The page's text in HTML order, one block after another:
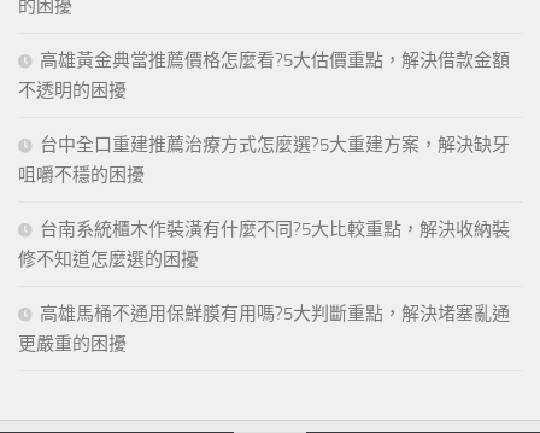
的困擾
高雄黃金典當推薦價格怎麼看?5大估價重點，解決借款金額
不透明的困擾
台中全口重建推薦治療方式怎麼選?5大重建方案，解決缺牙
咀嚼不穩的困擾
台南系統櫃木作裝潢有什麼不同?5大比較重點，解決收納裝
修不知道怎麼選的困擾
高雄馬桶不通用保鮮膜有用嗎?5大判斷重點，解決堵塞亂通
更嚴重的困擾